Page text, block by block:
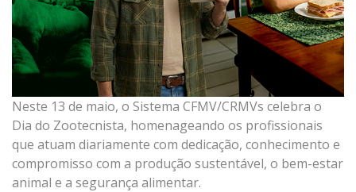
Neste 13 de maio, o Sistema CFMV/CRMVs celebra o
Dia do Zootecnista, homenageando os profissionais
que atuam diariamente com dedicação, conhecimento e
compromisso com a produção sustentável, o bem-estar
animal e a segurança alimentar.